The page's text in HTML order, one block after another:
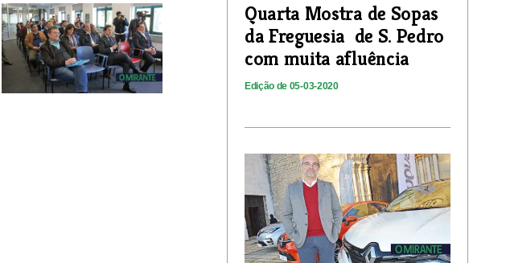
Quarta Mostra de Sopas
da Freguesia de S. Pedro
com muita afluência
Edição de 05-03-2020